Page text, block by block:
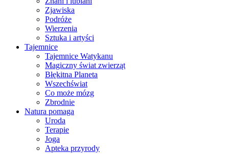
Zjawiska
Podróże
Wierzenia
Sztuka i artyści
Tajemnice
Tajemnice Watykanu
Magiczny świat zwierząt
Błękitna Planeta
Wszechświat
Co może mózg
Zbrodnie
Natura pomaga
Uroda
Terapie
Joga
Apteka przyrody